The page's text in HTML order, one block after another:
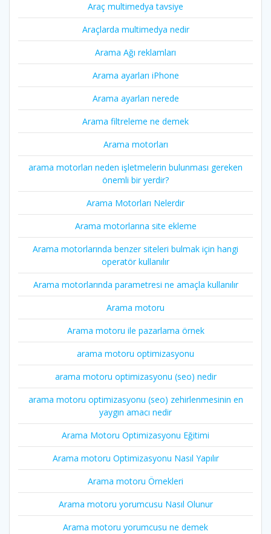
Araç multimedya tavsiye
Araçlarda multimedya nedir
Arama Ağı reklamları
Arama ayarları iPhone
Arama ayarları nerede
Arama filtreleme ne demek
Arama motorları
arama motorları neden işletmelerin bulunması gereken
önemli bir yerdir?
Arama Motorları Nelerdir
Arama motorlarına site ekleme
Arama motorlarında benzer siteleri bulmak için hangi
operatör kullanılır
Arama motorlarında parametresi ne amaçla kullanılır
Arama motoru
Arama motoru ile pazarlama örnek
arama motoru optimizasyonu
arama motoru optimizasyonu (seo) nedir
arama motoru optimizasyonu (seo) zehirlenmesinin en
yaygın amacı nedir
Arama Motoru Optimizasyonu Eğitimi
Arama motoru Optimizasyonu Nasıl Yapılır
Arama motoru Örnekleri
Arama motoru yorumcusu Nasıl Olunur
Arama motoru yorumcusu ne demek